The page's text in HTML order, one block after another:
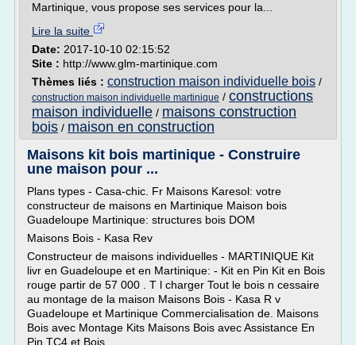
Martinique, vous propose ses services pour la...
Lire la suite
Date: 2017-10-10 02:15:52
Site : http://www.glm-martinique.com
Thèmes liés : construction maison individuelle bois /
construction maison individuelle martinique / constructions
maison individuelle / maisons construction
bois / maison en construction
Maisons kit bois martinique - Construire
une maison pour ...
Plans types - Casa-chic. Fr Maisons Karesol: votre
constructeur de maisons en Martinique Maison bois
Guadeloupe Martinique: structures bois DOM
Maisons Bois - Kasa Rev
Constructeur de maisons individuelles - MARTINIQUE Kit
livr en Guadeloupe et en Martinique: - Kit en Pin Kit en Bois
rouge partir de 57 000 . T l charger Tout le bois n cessaire
au montage de la maison Maisons Bois - Kasa R v
Guadeloupe et Martinique Commercialisation de. Maisons
Bois avec Montage Kits Maisons Bois avec Assistance En
Pin TC4 et Bois